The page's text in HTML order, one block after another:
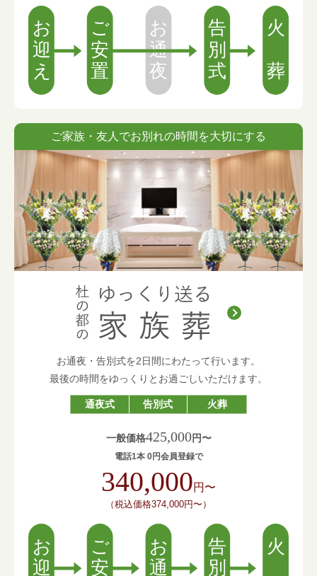
ご家族・友人でお別れの時間を大切にする
お通夜・告別式を2日間にわたって行います。
最後の時間をゆっくりとお過ごしいただけます。
通夜式 告別式 火葬
一般価格425,000円〜
電話1本 0円会員登録で
340,000円〜
（税込価格374,000円〜）